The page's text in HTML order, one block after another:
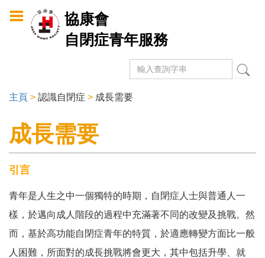
main
content
協康會
自閉症青年服務
Search form
搜尋
主頁 > 認識自閉症 > 成長需要
成長需要
引言
青年是人生之中一個獨特的時期，自閉症人士與普通人一
樣，於邁向成人階段的過程中充滿著不同的改變及挑戰。然
而，基於高功能自閉症青年的特質，於適應轉變方面比一般
人困難，所面對的成長挑戰將會更大，其中包括升學、就